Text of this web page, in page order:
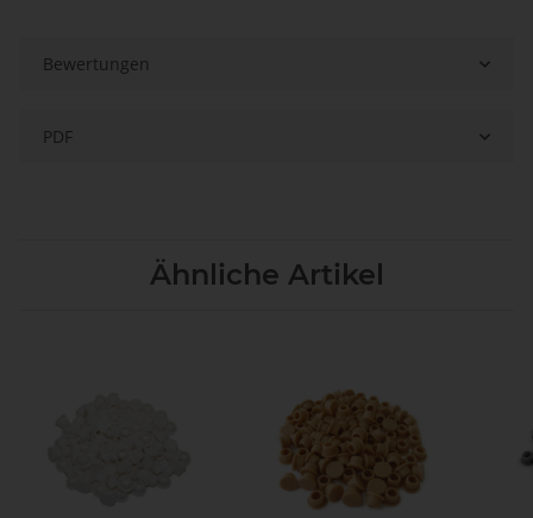
Bewertungen
PDF
Ähnliche Artikel